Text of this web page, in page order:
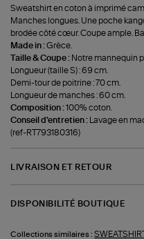
Sweatshirt en coton à imprimé
Manches longues. Une poche
brodée côté cœur. Coupe ample.
Made in :Grèce.
Taille & Coupe : Notre mannequin
Longueur (taille S) : 69 cm.
Demi-tour de poitrine : 70 cm.
Longueur de manches : 60 cm.
Composition :100% coton.
Conseil d'entretien :
Lavage en
(ref-RT793180316)
LIVRAISON ET RETOUR
DISPONIBILITÉ BOUTIQUE
Collections similaires :